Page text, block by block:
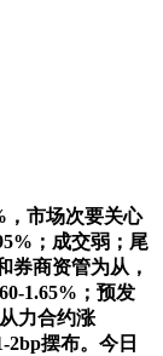
市场次要关心
；成交弱；尾
券商资管为从，
1.65%；预发
力合约涨
2bp摆布。今日